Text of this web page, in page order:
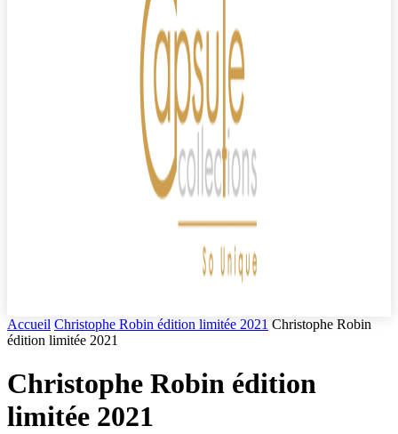
Accueil Christophe Robin édition limitée 2021 Christophe Robin
édition limitée 2021
Christophe Robin édition
limitée 2021